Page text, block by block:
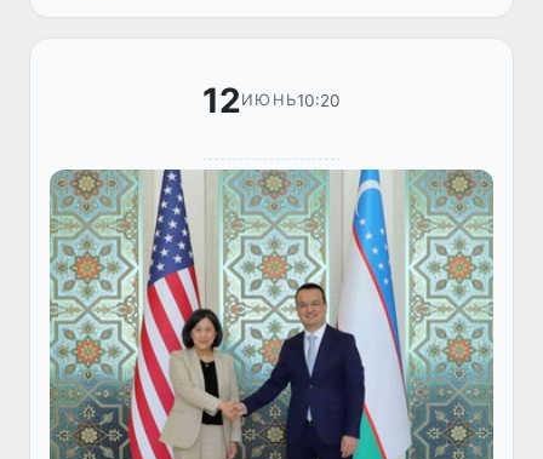
(ФДА) Жылдық кеңесу кезд...
12ИЮНЬ10:20